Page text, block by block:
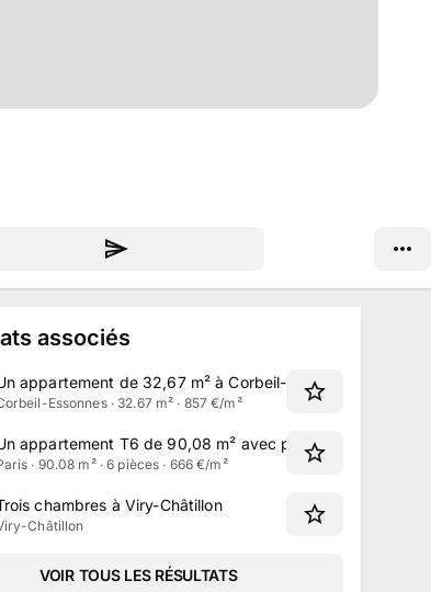
associés
appartement de 32,67 m² à Corbeil-Essonnes
Essonnes · 32.67 m² · 857 €/m²
appartement T6 de 90,08 m² avec parking à Grigny
· 90.08 m² · 6 pièces · 666 €/m²
chambres à Viry-Châtillon
Châtillon
VOIR TOUS LES RÉSULTATS